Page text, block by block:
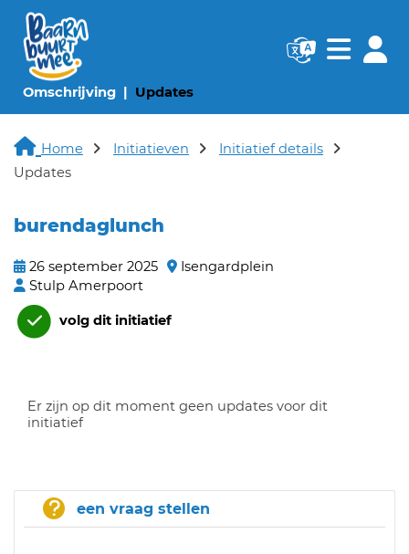
Omschrijving(huidige pagina)
Updates(huidige pagina)
Navigatie
Home Initiatieven
Initiatief details
Updates
burendaglunch
26 september 2025
Isengardplein
Stulp Amerpoort
volg dit initiatief
Er zijn op dit moment geen updates voor dit
initiatief
een vraag stellen